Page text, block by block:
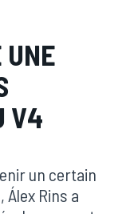
UNE
V4
un certain
Rins a